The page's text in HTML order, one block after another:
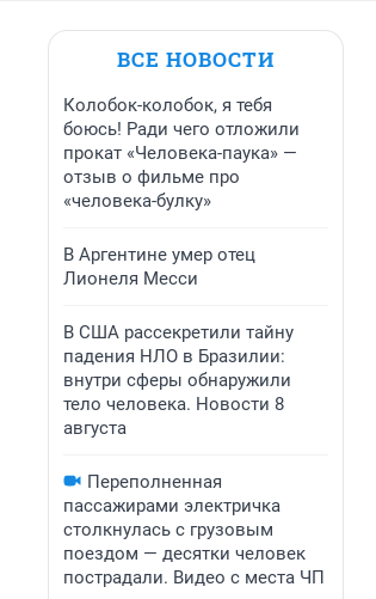
ВСЕ НОВОСТИ
Колобок-колобок, я тебя
боюсь! Ради чего отложили
прокат «Человека-паука» —
отзыв о фильме про
«человека-булку»
В Аргентине умер отец
Лионеля Месси
В США рассекретили тайну
падения НЛО в Бразилии:
внутри сферы обнаружили
тело человека. Новости 8
августа
Переполненная
пассажирами электричка
столкнулась с грузовым
поездом — десятки человек
пострадали. Видео с места ЧП